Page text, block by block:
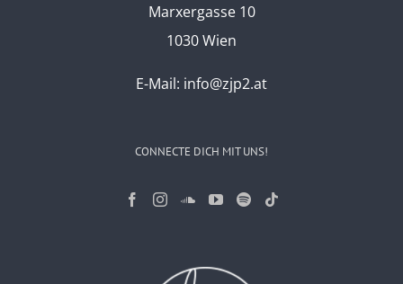
Marxergasse 10
1030 Wien
E-Mail: info@zjp2.at
CONNECTE DICH MIT UNS!